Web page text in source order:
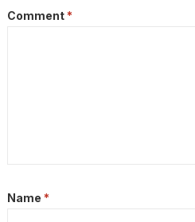
Comment *
Name *